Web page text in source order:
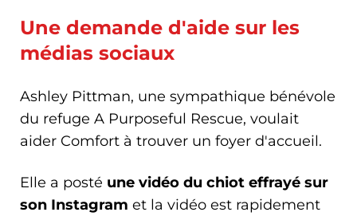
Une demande d'aide sur les
médias sociaux
Ashley Pittman, une sympathique bénévole
du refuge A Purposeful Rescue, voulait
aider Comfort à trouver un foyer d'accueil.
Elle a posté une vidéo du chiot effrayé sur
son Instagram et la vidéo est rapidement